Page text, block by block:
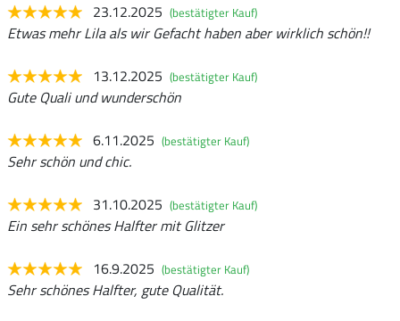
23.12.2025 (bestätigter Kauf)
Etwas mehr Lila als wir Gefacht haben aber wirklich schön!!
13.12.2025 (bestätigter Kauf)
Gute Quali und wunderschön
6.11.2025 (bestätigter Kauf)
Sehr schön und chic.
31.10.2025 (bestätigter Kauf)
Ein sehr schönes Halfter mit Glitzer
16.9.2025 (bestätigter Kauf)
Sehr schönes Halfter, gute Qualität.